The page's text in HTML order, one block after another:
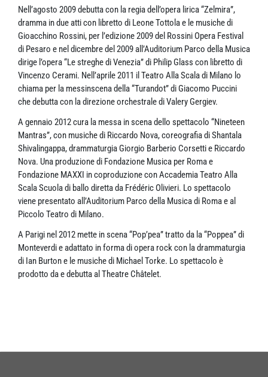
Nell’agosto 2009 debutta con la regia dell’opera lirica “Zelmira”,
dramma in due atti con libretto di Leone Tottola e le musiche di
Gioacchino Rossini, per l’edizione 2009 del Rossini Opera Festival
di Pesaro e nel dicembre del 2009 all’Auditorium Parco della Musica
dirige l’opera “Le streghe di Venezia” di Philip Glass con libretto di
Vincenzo Cerami. Nell’aprile 2011 il Teatro Alla Scala di Milano lo
chiama per la messinscena della “Turandot” di Giacomo Puccini
che debutta con la direzione orchestrale di Valery Gergiev.
A gennaio 2012 cura la messa in scena dello spettacolo “Nineteen
Mantras”, con musiche di Riccardo Nova, coreografia di Shantala
Shivalingappa, drammaturgia Giorgio Barberio Corsetti e Riccardo
Nova. Una produzione di Fondazione Musica per Roma e
Fondazione MAXXI in coproduzione con Accademia Teatro Alla
Scala Scuola di ballo diretta da Frédéric Olivieri. Lo spettacolo
viene presentato all’Auditorium Parco della Musica di Roma e al
Piccolo Teatro di Milano.
A Parigi nel 2012 mette in scena “Pop’pea” tratto da la “Poppea” di
Monteverdi e adattato in forma di opera rock con la drammaturgia
di Ian Burton e le musiche di Michael Torke. Lo spettacolo è
prodotto da e debutta al Theatre Châtelet.